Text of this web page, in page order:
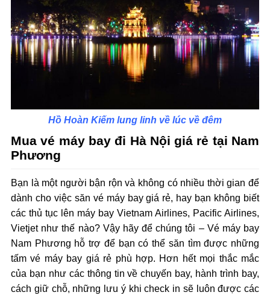
Hồ Hoàn Kiếm lung linh về lúc về đêm
Mua vé máy bay đi Hà Nội giá rẻ tại Nam
Phương
Bạn là một người bận rộn và không có nhiều thời gian để
dành cho việc săn vé máy bay giá rẻ, hay bạn không biết
các thủ tục lên máy bay Vietnam Airlines, Pacific Airlines,
Vietjet như thế nào? Vậy hãy để chúng tôi – Vé máy bay
Nam Phương hỗ trợ để bạn có thể săn tìm được những
tấm vé máy bay giá rẻ phù hợp. Hơn hết mọi thắc mắc
của bạn như các thông tin về chuyến bay, hành trình bay,
cách giữ chỗ, những lưu ý khi check in sẽ luôn được các